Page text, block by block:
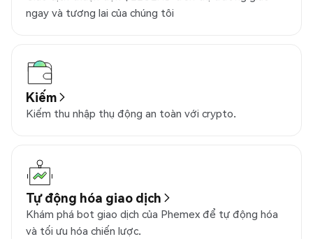
ngay và tương lai của chúng tôi
Kiếm
Kiếm thu nhập thụ động an toàn với crypto.
Tự động hóa giao dịch
Khám phá bot giao dịch của Phemex để tự động hóa
và tối ưu hóa chiến lược.